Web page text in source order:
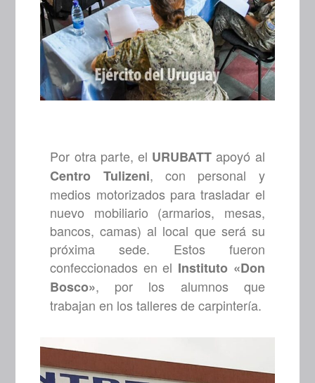
Por otra parte, el URUBATT apoyó al
Centro Tulizeni, con personal y
medios motorizados para trasladar el
nuevo mobiliario (armarios, mesas,
bancos, camas) al local que será su
próxima sede. Estos fueron
confeccionados en el Instituto «Don
Bosco», por los alumnos que
trabajan en los talleres de carpintería.